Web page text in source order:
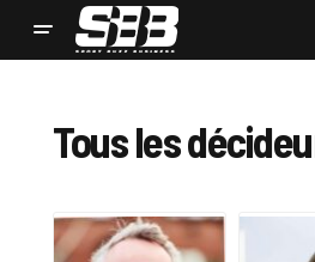
Tous les